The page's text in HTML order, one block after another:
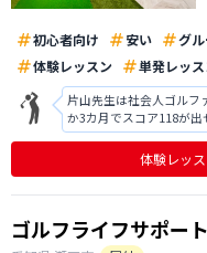
初心者向け
安い グ
体験レッスン
単発レッ
片山先生は社会人ゴルフ
か3カ月でスコア118が
ないデビューをする』と
した。片山先生は私に
でき、私が練習すべきこ
体験レッ
ゴルフライフサポー